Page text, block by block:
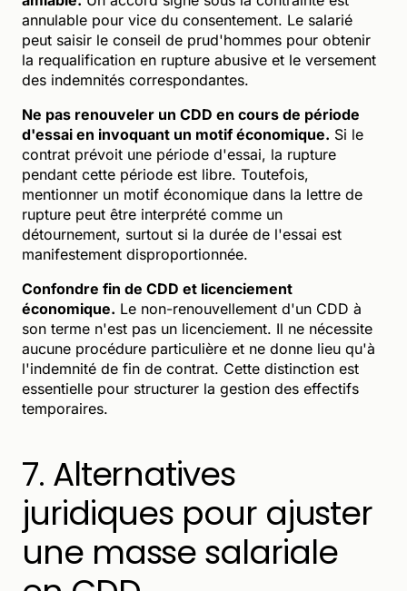
annulable pour vice du consentement. Le salarié
peut saisir le conseil de prud'hommes pour obtenir
la requalification en rupture abusive et le versement
des indemnités correspondantes.
Ne pas renouveler un CDD en cours de période
d'essai en invoquant un motif économique. Si le
contrat prévoit une période d'essai, la rupture
pendant cette période est libre. Toutefois,
mentionner un motif économique dans la lettre de
rupture peut être interprété comme un
détournement, surtout si la durée de l'essai est
manifestement disproportionnée.
Confondre fin de CDD et licenciement
économique. Le non-renouvellement d'un CDD à
son terme n'est pas un licenciement. Il ne nécessite
aucune procédure particulière et ne donne lieu qu'à
l'indemnité de fin de contrat. Cette distinction est
essentielle pour structurer la gestion des effectifs
temporaires.
7. Alternatives
juridiques pour ajuster
une masse salariale